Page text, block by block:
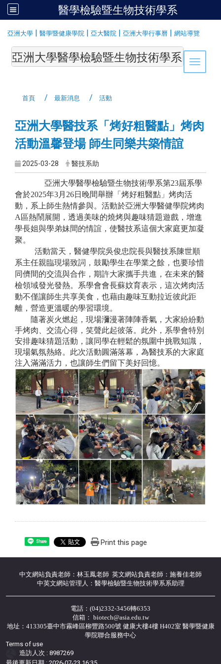
醫學檢驗暨生物技術學系
亞洲大學 | 醫學暨健康學院 | 亞大醫院 | 亞洲大學行事曆 | 網站導覽
Toggle
亞洲大學醫學檢驗暨生物技術學系
首頁 最新消息 活動
亞洲大學醫技系「烤好粗醫點」烤肉
活動溫馨登場 師生同樂共築情誼
2025-03-28 醫技系助
亞洲大學醫學檢驗暨生物技術學系第23屆系學
會於2025年3月26日晚間舉辦「烤好粗醫點」烤肉活
動，系上師生熱情參與。活動於亞洲大學醫健學院烤肉
A區熱鬧展開，透過美味的燒烤與趣味猜題遊戲，增進
學長姐與學弟妹間的情誼，使醫技系這個大家庭更加凝
聚。
活動當天，醫健學院吳俊忠院長與醫技系陳世順
系主任親臨現場致詞，鼓勵學生在學業之餘，也要珍惜
同儕間的交流與合作，期許大家攜手共進，在未來的醫
檢領域發光發熱。系學會會長蘇妏育表示，這次烤肉活
動不僅讓師生共享美食，也藉由趣味互動拉近彼此距
離，營造更溫暖的學習環境。
隨著炭火燃起，現場瀰漫著陣陣香氣，大家紛紛動
手烤肉、交流心得，笑聲此起彼落。此外，系學會特別
安排趣味猜題活動，讓同學在輕鬆的氛圍中挑戰知識，
現場氣氛熱絡。此次活動圓滿落幕，為醫技系的大家庭
注入滿滿活力，也讓師生們留下美好回憶。
Share Print this page
中文網站負責老師：林玉鳳老師 英文網站負責老師：施養佳老師
中英文網站管理人：醫學檢驗暨生物技術學系系助理
電話：(04)2332-3456轉6353
信箱： biotech@asia.edu.tw
地址：413305臺中市霧峰區柳豐路500號 健康大樓4樓 H402室 醫學暨健康
學院聯合服務中心
Terms of use
造訪人次 : 8987269